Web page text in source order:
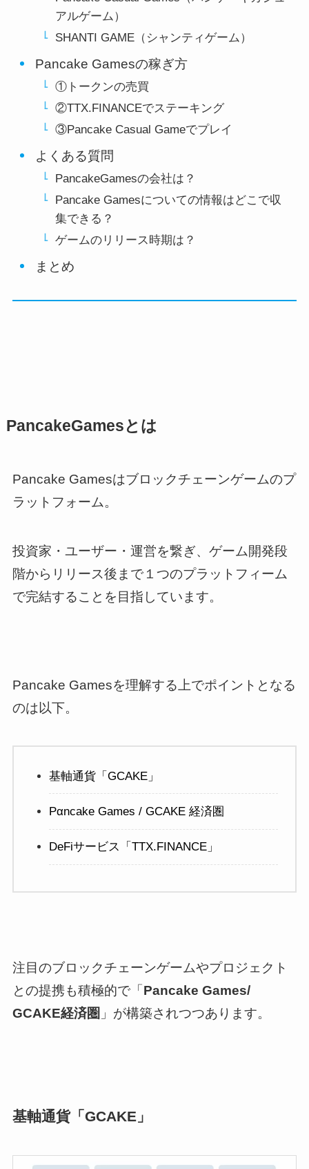
アルゲーム）
SHANTI GAME（シャンティゲーム）
Pancake Gamesの稼ぎ方
①トークンの売買
②TTX.FINANCEでステーキング
③Pancake Casual Gameでプレイ
よくある質問
PancakeGamesの会社は？
Pancake Gamesについての情報はどこで収
集できる？
ゲームのリリース時期は？
まとめ
PancakeGamesとは
Pancake Gamesはブロックチェーンゲームのプ
ラットフォーム。
投資家・ユーザー・運営を繋ぎ、ゲーム開発段
階からリリース後まで１つのプラットフィーム
で完結することを目指しています。
Pancake Gamesを理解する上でポイントとなる
のは以下。
基軸通貨「GCAKE」
Pαncake Games / GCAKE 経済圏
DeFiサービス「TTX.FINANCE」
注目のブロックチェーンゲームやプロジェクト
との提携も積極的で「Pancake Games/
GCAKE経済圏 」が構築されつつあります。
基軸通貨「GCAKE」